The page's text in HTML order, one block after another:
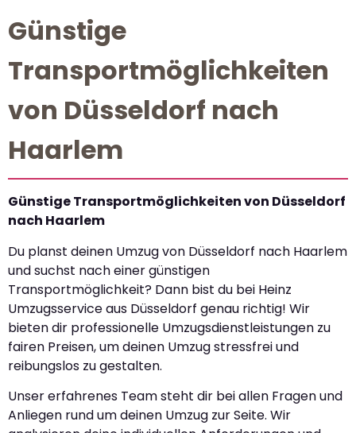
Günstige
Transportmöglichkeiten
von Düsseldorf nach
Haarlem
Günstige Transportmöglichkeiten von Düsseldorf
nach Haarlem
Du planst deinen Umzug von Düsseldorf nach Haarlem
und suchst nach einer günstigen
Transportmöglichkeit? Dann bist du bei Heinz
Umzugsservice aus Düsseldorf genau richtig! Wir
bieten dir professionelle Umzugsdienstleistungen zu
fairen Preisen, um deinen Umzug stressfrei und
reibungslos zu gestalten.
Unser erfahrenes Team steht dir bei allen Fragen und
Anliegen rund um deinen Umzug zur Seite. Wir